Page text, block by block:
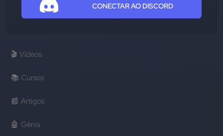
CONECTAR AO DISCORD
🎬 Vídeos
📚 Cursos
📰 Artigos
🤖 Gênia